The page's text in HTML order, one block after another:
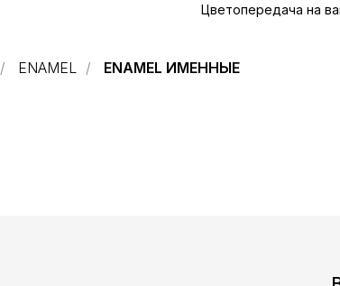
Цветопередача на
/ ENAMEL / ENAMEL ИМЕННЫЕ